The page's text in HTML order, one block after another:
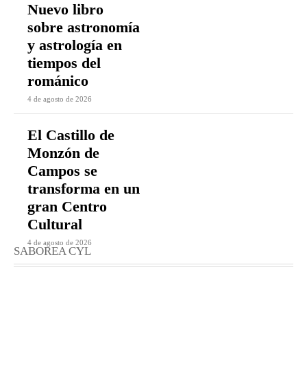
Nuevo libro
sobre astronomía
y astrología en
tiempos del
románico
4 de agosto de 2026
El Castillo de
Monzón de
Campos se
transforma en un
gran Centro
Cultural
4 de agosto de 2026
SABOREA CYL